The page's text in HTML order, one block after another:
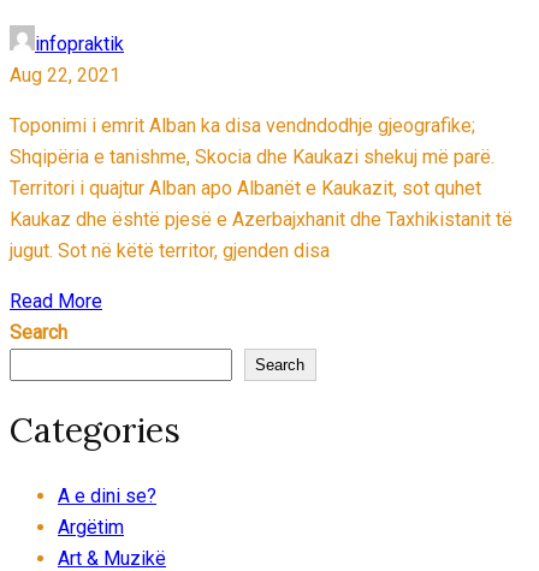
infopraktik
Aug 22, 2021
Toponimi i emrit Alban ka disa vendndodhje gjeografike;
Shqipëria e tanishme, Skocia dhe Kaukazi shekuj më parë.
Territori i quajtur Alban apo Albanët e Kaukazit, sot quhet
Kaukaz dhe është pjesë e Azerbajxhanit dhe Taxhikistanit të
jugut. Sot në këtë territor, gjenden disa
Read More
Search
Search
Categories
A e dini se?
Argëtim
Art & Muzikë